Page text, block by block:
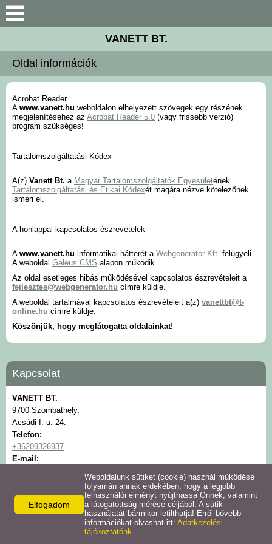
Keresés
Céginformáció
Termékek
Gépkölcsönzés
Letöltések
VANETT BT.
Oldal információk
Acrobat Reader
A www.vanett.hu weboldalon elhelyezett szövegek egy részének
megjelenítéséhez az Acrobat Reader 5.0 (vagy frissebb verzió)
program szükséges!
Tartalomszolgáltatási Kódex
A(z) Vanett Bt. a Magyar Tartalomszolgáltatók Egyesületének
Tartalomszolgáltatási és Etikai Kódexét magára nézve kötelezőnek
ismeri el.
A honlappal kapcsolatos észrevételek
A www.vanett.hu informatikai hátterét a Webgenerátor Kft. felügyeli.
A weboldal Galeus CMS alapon működik.
Az oldal esetleges hibás működésével kapcsolatos észrevételeit a
fejlesztes@webgenerator.hu címre küldje.
A weboldal tartalmával kapcsolatos észrevételeit a(z) vanettbt@t-
online.hu címre küldje.
Köszönjük, hogy meglátogatta oldalainkat!
Kapcsolat
VANETT BT.
9700 Szombathely,
Acsádi I. u. 24.
Telefon:
+36209326937
E-mail:
Elfogadom
Weboldalunk sütiket (cookie) használ működése
folyamán annak érdekében, hogy a legjobb
felhasználói élményt nyújthassa Önnek, valamint
a látogatottság mérése céljából. A sütik
használatát bármikor letilthatja! Erről bővebb
információkat olvashat itt: Adatkezelési
tájékoztatónk